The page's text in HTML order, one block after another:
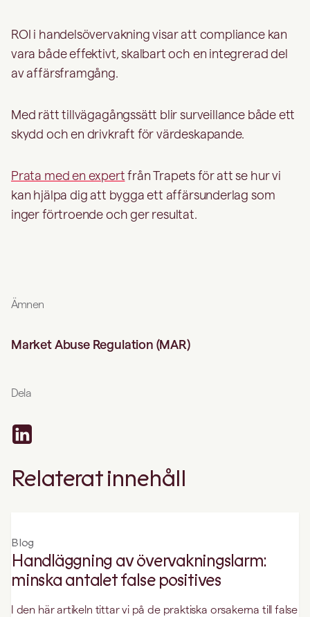
ROI i handelsövervakning visar att compliance kan
vara både effektivt, skalbart och en integrerad del
av affärsframgång.
Med rätt tillvägagångssätt blir surveillance både ett
skydd och en drivkraft för värdeskapande.
Prata med en expert från Trapets för att se hur vi
kan hjälpa dig att bygga ett affärsunderlag som
inger förtroende och ger resultat.
Ämnen
Market Abuse Regulation (MAR)
Dela
Relaterat innehåll
Blog
Handläggning av övervakningslarm:
minska antalet false positives
I den här artikeln tittar vi på de praktiska orsakerna till false